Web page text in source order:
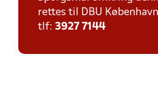
rettes til DBU
tlf: 3927 7144